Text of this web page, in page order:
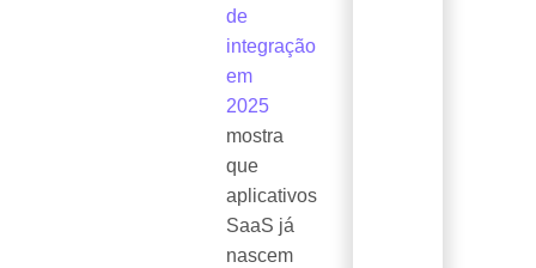
de
integração
em
2025
mostra
que
aplicativos
SaaS já
nascem